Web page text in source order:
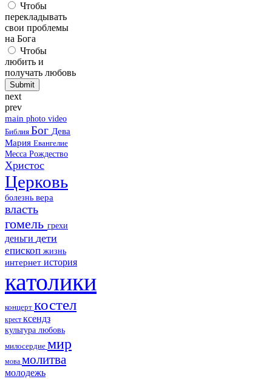
Чтобы
перекладывать
свои проблемы
на Бога
Чтобы
любить и
получать любовь
next
prev
main photo video
Библия Бог Дева
Мария Евангелие
Месса Рождество
Христос
Церковь
болезнь вера
власть
гомель грехи
деньги дети
епископ жизнь
интернет история
католики
концерт костел
крест ксендз
культура любовь
милосердие мир
мова молитва
молодежь